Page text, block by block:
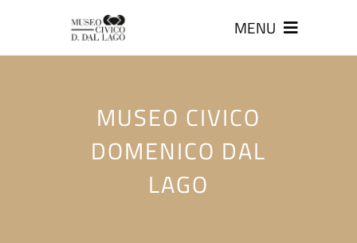
MENU
MUSEO CIVICO
DOMENICO DAL
LAGO